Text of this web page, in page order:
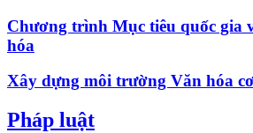
Chương trình Mục tiêu quốc gia
hóa
Xây dựng môi trường Văn hóa
Pháp luật